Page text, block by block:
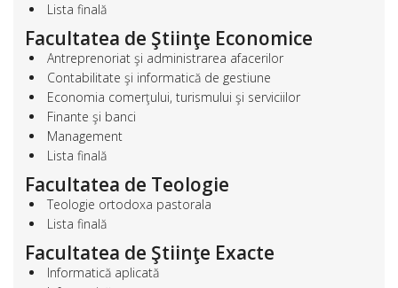
Lista finală
Facultatea de Ştiinţe Economice
Antreprenoriat şi administrarea afacerilor
Contabilitate şi informatică de gestiune
Economia comerţului, turismului şi serviciilor
Finante şi banci
Management
Lista finală
Facultatea de Teologie
Teologie ortodoxa pastorala
Lista finală
Facultatea de Ştiinţe Exacte
Informatică aplicată